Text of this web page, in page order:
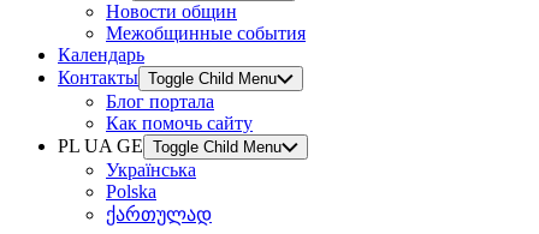
Новости общин
Межобщинные события
Календарь
Контакты Toggle Child Menu
Блог портала
Как помочь сайту
PL UA GE Toggle Child Menu
Українська
Polska
ქართულად